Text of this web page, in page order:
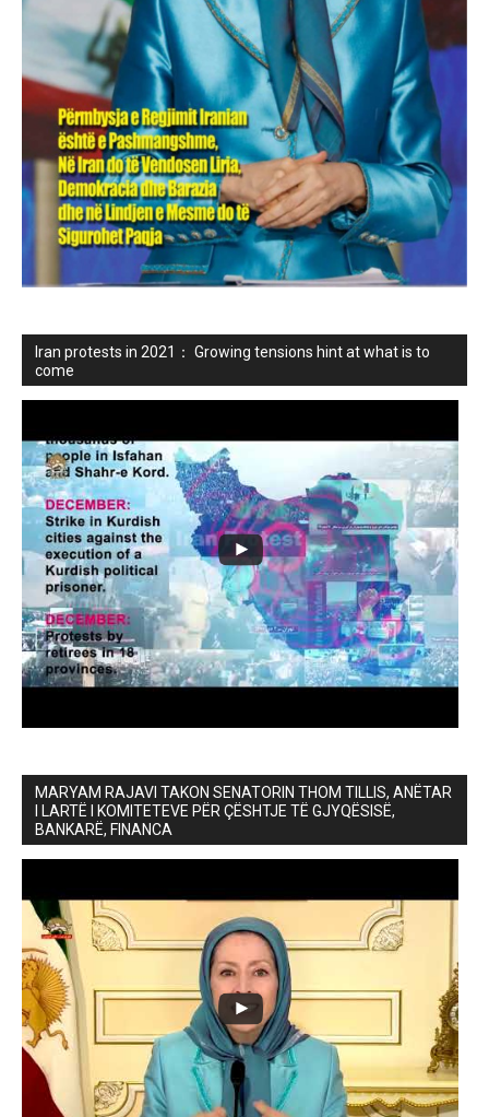
Iran protests in 2021： Growing tensions hint at what is to
come
MARYAM RAJAVI TAKON SENATORIN THOM TILLIS, ANËTAR
I LARTË I KOMITETEVE PËR ÇËSHTJE TË GJYQËSISË,
BANKARË, FINANCA